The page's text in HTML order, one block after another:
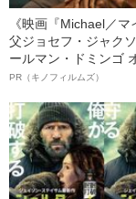
《映画『Michael／マ
父ジョセフ・ジャク
ールマン・ドミンゴ
ルインタビュー“観客
語る”《日本興収70億
PR（キノフィルムズ）